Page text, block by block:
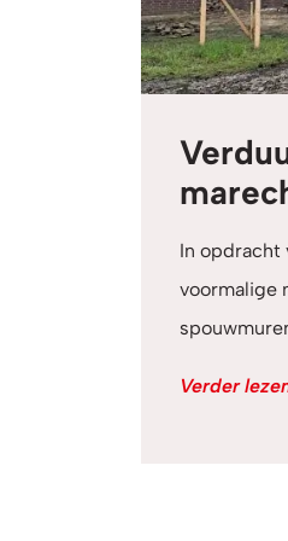
In opdracht
voormalige
Verder